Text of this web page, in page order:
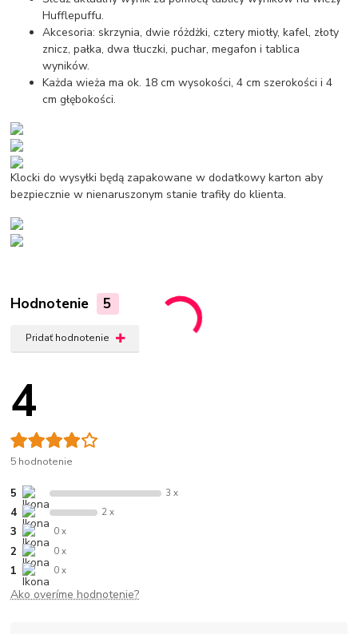
Hufflepuffu.
Akcesoria: skrzynia, dwie różdżki, cztery miotły, kafel, złoty
znicz, pałka, dwa tłuczki, puchar, megafon i tablica
wyników.
Każda wieża ma ok. 18 cm wysokości, 4 cm szerokości i 4
cm głębokości.
Klocki do wysyłki będą zapakowane w dodatkowy karton aby
bezpiecznie w nienaruszonym stanie trafiły do klienta.
Hodnotenie 5
Pridať hodnotenie
4
5 hodnotenie
5 3 x
4 2 x
3 0 x
2 0 x
1 0 x
Ako overíme hodnotenie?